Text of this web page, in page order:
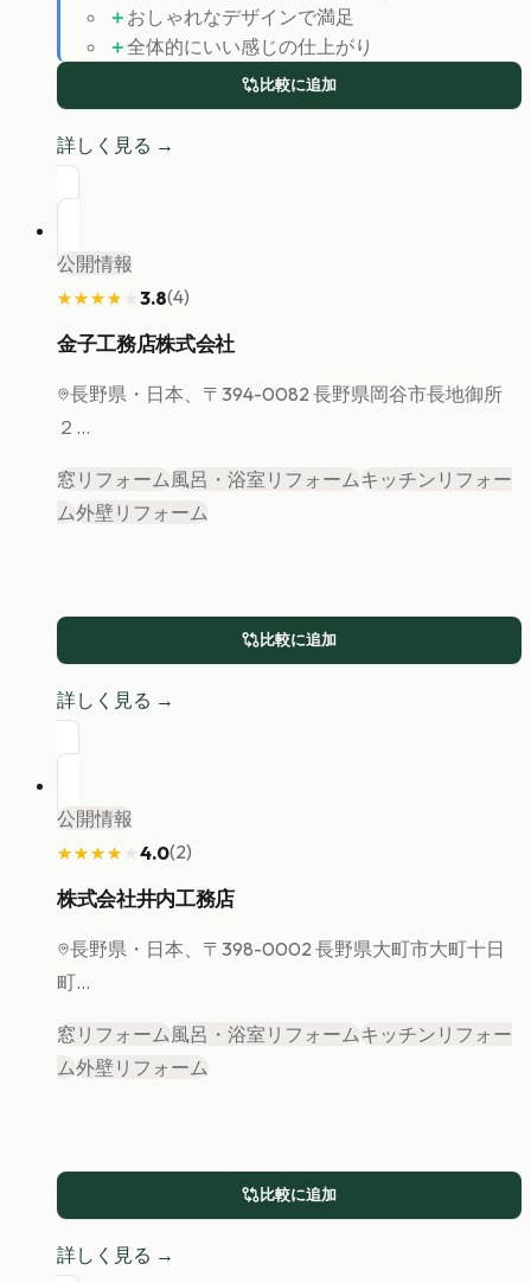
＋ おしゃれなデザインで満足
＋全体的にいい感じの仕上がり
比較に追加
詳しく見る →
公開情報
★★★★★
★★★★★ 3.8(4)
金子工務店株式会社
長野県 ・日本、〒394-0082 長野県岡谷市長地御所
２...
窓リフォーム風呂・浴室リフォームキッチンリフォー
ム外壁リフォーム
比較に追加
詳しく見る →
公開情報
★★★★★
★★★★★ 4.0(2)
株式会社井内工務店
長野県 ・日本、〒398-0002 長野県大町市大町十日
町...
窓リフォーム風呂・浴室リフォームキッチンリフォー
ム外壁リフォーム
比較に追加
詳しく見る →